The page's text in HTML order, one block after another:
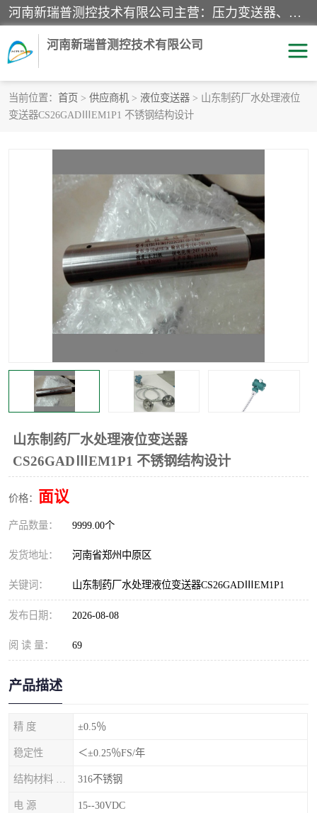
河南新瑞普测控技术有限公司主营：压力变送器、液位变送器、差压变送器、雷达料位计、电容物位计、温度显示控制仪表、电量变送器、流量计、工业自动化系统成套设备。
河南新瑞普测控技术有限公司
当前位置： 首页 > 供应商机 > 液位变送器 > 山东制药厂水处理液位
变送器CS26GADⅢEM1P1 不锈钢结构设计
山东制药厂水处理液位变送器
CS26GADⅢEM1P1 不锈钢结构设计
价格： 面议
产品数量： 9999.00个
发货地址： 河南省郑州中原区
关键词： 山东制药厂水处理液位变送器CS26GADⅢEM1P1
发布日期： 2026-08-08
阅 读 量： 69
产品描述
精 度 ±0.5％
稳定性 ＜±0.25％FS/年
316不锈钢
电 源 15--30VDC
霍尼韦尔压力变送器 CS系列变送器
液位变送器 雷达料位计
标准型工业压力变送器 罐旁显示仪
差压变送器 温度传感器变送器
压力变送器 电容物位计
温度显示控制仪表 电量变送器
流量计 工业自动化系统成套设备